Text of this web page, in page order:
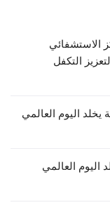
الاستشفائي
التكفل
اليوم العالمي
اليوم العالمي